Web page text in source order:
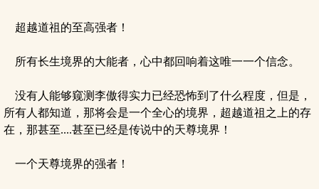
超越道祖的至高强者！
所有长生境界的大能者，心中都回响着这唯一一个信念。
没有人能够窥测李傲得实力已经恐怖到了什么程度，但是，
所有人都知道，那将会是一个全心的境界，超越道祖之上的存
在，那甚至....甚至已经是传说中的天尊境界！
一个天尊境界的强者！